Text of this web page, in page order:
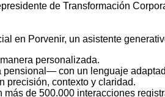
de Transformación
en Porvenir, un asistente
personalizada.
con un lenguaje
precisión, contexto y claridad.
de 500.000 interacciones